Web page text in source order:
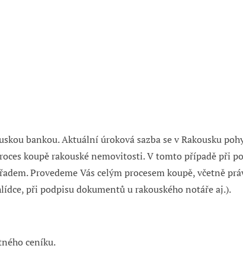
bankou. Aktuální úroková sazba se v Rakousku
koupě rakouské nemovitosti. V tomto případě při
Provedeme Vás celým procesem koupě, včetně
při podpisu dokumentů u rakouského notáře aj.).
ceníku.